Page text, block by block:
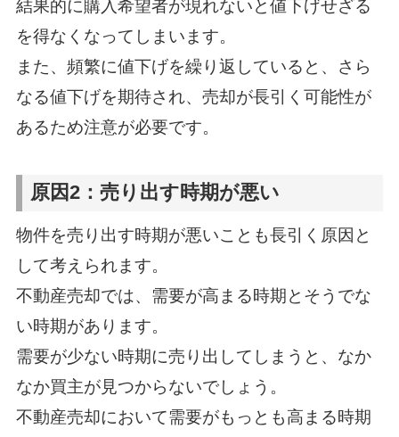
結果的に購入希望者が現れないと値下げせざる
を得なくなってしまいます。
また、頻繁に値下げを繰り返していると、さら
なる値下げを期待され、売却が長引く可能性が
あるため注意が必要です。
原因2：売り出す時期が悪い
物件を売り出す時期が悪いことも長引く原因と
して考えられます。
不動産売却では、需要が高まる時期とそうでな
い時期があります。
需要が少ない時期に売り出してしまうと、なか
なか買主が見つからないでしょう。
不動産売却において需要がもっとも高まる時期